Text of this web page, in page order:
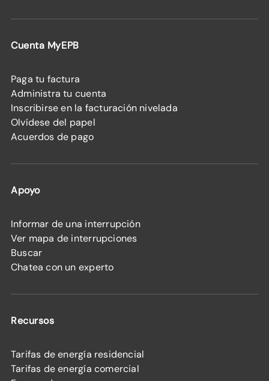
Cuenta MyEPB
Paga tu factura
Administra tu cuenta
Inscribirse en la facturación nivelada
Olvídese del papel
Acuerdos de pago
Apoyo
Informar de una interrupción
Ver mapa de interrupciones
Buscar
Chatea con un experto
Recursos
Tarifas de energía residencial
Tarifas de energía comercial